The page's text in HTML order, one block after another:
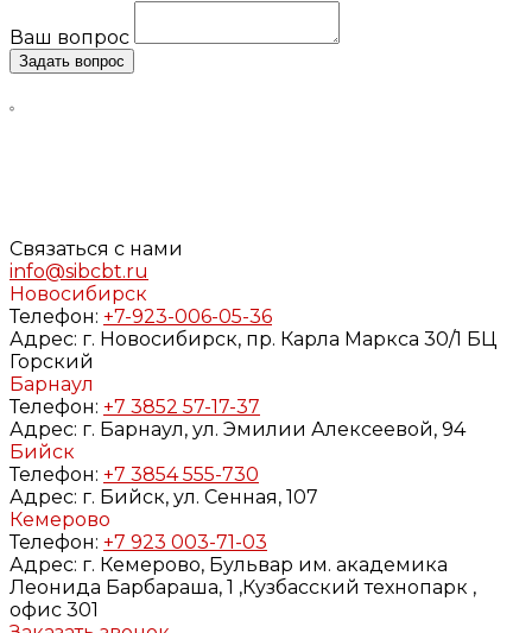
Ваш вопрос
Задать вопрос
Связаться с нами
info@sibcbt.ru
Новосибирск
Телефон: +7-923-006-05-36
Адрес: г. Новосибирск, пр. Карла Маркса 30/1 БЦ
Горский
Барнаул
Телефон: +7 3852 57-17-37
Адрес: г. Барнаул, ул. Эмилии Алексеевой, 94
Бийск
Телефон: +7 3854 555-730
Адрес: г. Бийск, ул. Сенная, 107
Кемерово
Телефон: +7 923 003-71-03
Адрес: г. Кемерово, Бульвар им. академика
Леонида Барбараша, 1 ,Кузбасский технопарк ,
офис 301